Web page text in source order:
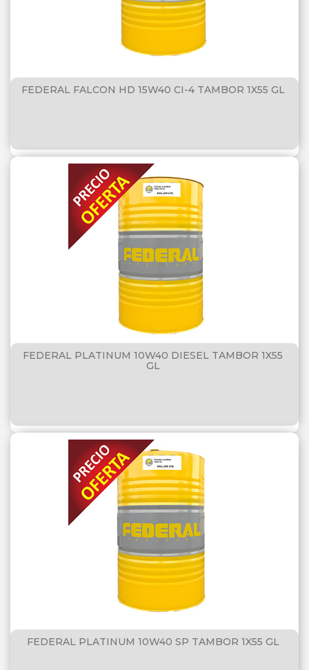
FEDERAL FALCON HD 15W40 CI-4 TAMBOR 1X55 GL
FEDERAL PLATINUM 10W40 DIESEL TAMBOR 1X55
GL
FEDERAL PLATINUM 10W40 SP TAMBOR 1X55 GL